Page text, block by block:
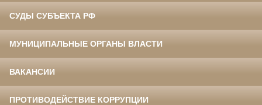
СУДЫ СУБЪЕКТА РФ
МУНИЦИПАЛЬНЫЕ ОРГАНЫ ВЛАСТИ
ВАКАНСИИ
ПРОТИВОДЕЙСТВИЕ КОРРУПЦИИ